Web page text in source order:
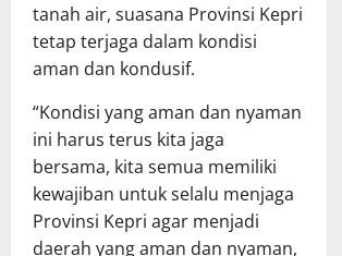
tanah air, suasana Provinsi Kepri
tetap terjaga dalam kondisi
aman dan kondusif.
“Kondisi yang aman dan nyaman
ini harus terus kita jaga
bersama, kita semua memiliki
kewajiban untuk selalu menjaga
Provinsi Kepri agar menjadi
daerah yang aman dan nyaman,